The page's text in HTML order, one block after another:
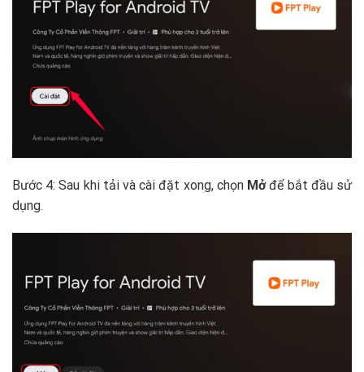
Bước 4: Sau khi tải và cài đặt xong, chọn Mởđể bắt đầu sử
dụng.